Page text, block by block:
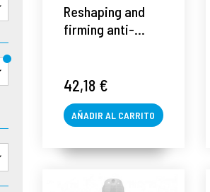
Reshaping and
firming anti-
crema anti
celulitis 200ml -
Ligne Corporelle
®
42,18 €
AÑADIR AL CARRITO